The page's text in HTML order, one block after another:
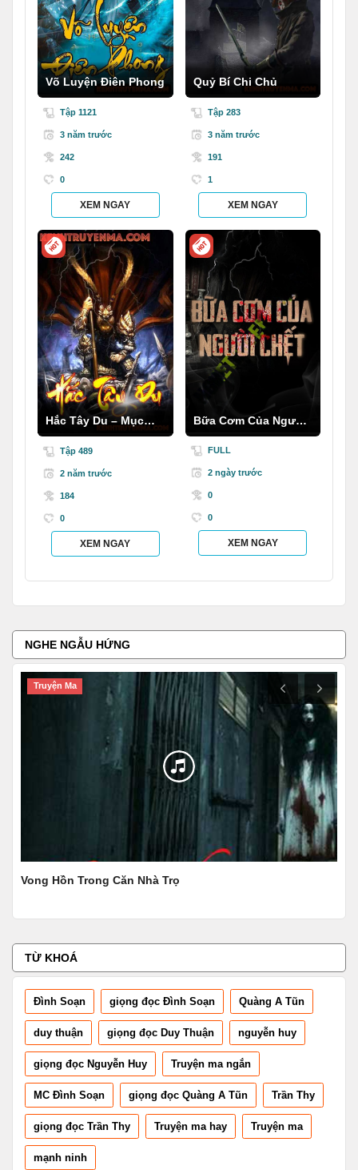
Võ Luyện Điên Phong
Tập 1121
3 năm trước
242
0
XEM NGAY
Quỷ Bí Chi Chủ
Tập 283
3 năm trước
191
1
XEM NGAY
Hắc Tây Du – Mục
Thần Ký
Tập 489
2 năm trước
184
0
XEM NGAY
Bữa Cơm Của Người
C.hết
FULL
2 ngày trước
0
0
XEM NGAY
NGHE NGẪU HỨNG
Truyện Ma
Vong Hồn Trong Căn Nhà Trọ
TỪ KHOÁ
Đình Soạn giọng đọc Đình Soạn Quàng A Tũn
duy thuận giọng đọc Duy Thuận nguyễn huy
giọng đọc Nguyễn Huy Truyện ma ngắn
MC Đình Soạn giọng đọc Quàng A Tũn Trần Thy
giọng đọc Trần Thy Truyện ma hay Truyện ma
mạnh ninh